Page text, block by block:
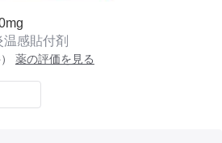
感貼付剤
薬の評価を見る